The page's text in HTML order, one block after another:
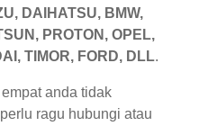
DAIHATSU, BMW,
PROTON, OPEL,
TIMOR, FORD, DLL.
anda tidak
ragu hubungi atau